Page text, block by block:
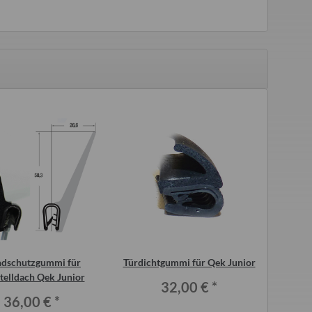
für
Qek Junior
36,00 € *
Türdichtgummi für Qek Junior
32,00 € *
€*
Verschluss Riegel für original
Ausstellfenster Qek Junior, Aero,
325, Bastei
22,00 €*